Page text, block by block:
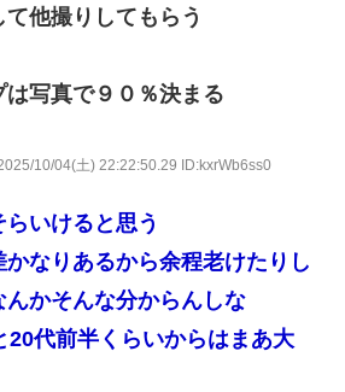
他撮りしてもらう
は写真で９０％決まる
10/04(土) 22:22:50.29 ID:kxrWb6ss0
いけると思う
かなりあるから余程老けたりし
かそんな分からんしな
20代前半くらいからはまあ大